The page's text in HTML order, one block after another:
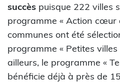
succès puisque 222 villes
programme « Action cœur
communes ont été
programme « Petites
ailleurs, le programme «
bénéficie déjà à près de